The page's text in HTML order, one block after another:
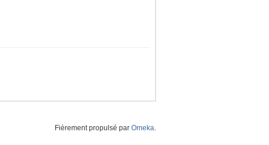
Fièrement propulsé par Omeka.